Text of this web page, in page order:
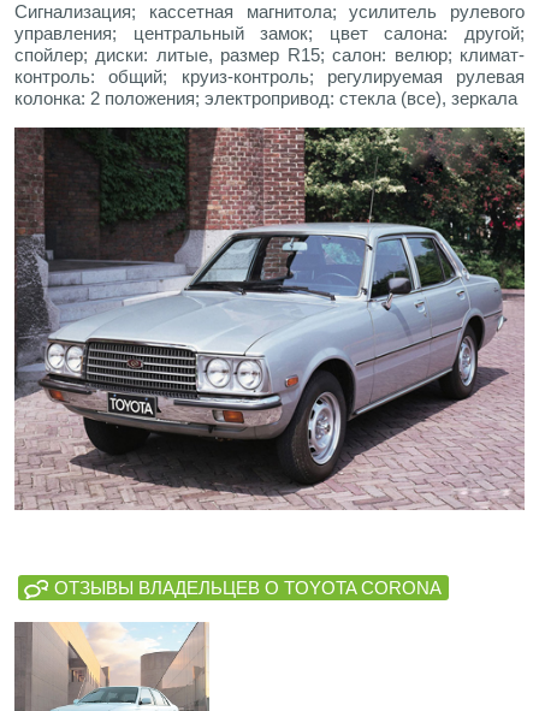
Сигнализация; кассетная магнитола; усилитель рулевого
управления; центральный замок; цвет салона: другой;
спойлер; диски: литые, размер R15; салон: велюр; климат-
контроль: общий; круиз-контроль; регулируемая рулевая
колонка: 2 положения; электропривод: стекла (все), зеркала
ОТЗЫВЫ ВЛАДЕЛЬЦЕВ О TOYOTA CORONA